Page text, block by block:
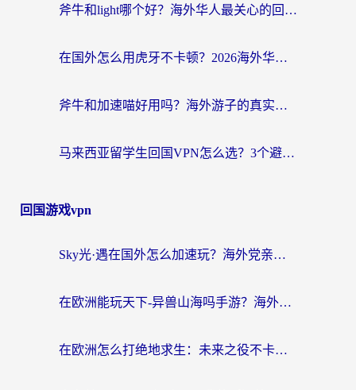
斧牛和light哪个好？海外华人最关心的回国加速器选择难题，一篇讲透
在国外怎么用虎牙不卡顿？2026海外华人亲测有效的回国加速器选择指南
斧牛和加速喵好用吗？海外游子的真实选择困境
马来西亚留学生回国VPN怎么选？3个避坑点+1款实测好用的加速器推荐
回国游戏vpn
Sky光·遇在国外怎么加速玩？海外党亲测有效的国服游戏加速指南
在欧洲能玩天下-异兽山海吗手游？海外玩家的加速器生存指南
在欧洲怎么打绝地求生：未来之役不卡？留学生亲测的加速器避坑指南